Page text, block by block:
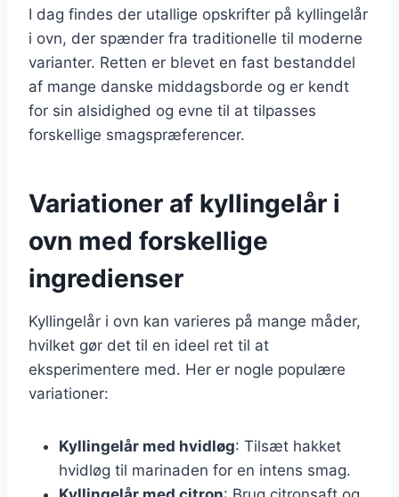
I dag findes der utallige opskrifter på kyllingelår
i ovn, der spænder fra traditionelle til moderne
varianter. Retten er blevet en fast bestanddel
af mange danske middagsborde og er kendt
for sin alsidighed og evne til at tilpasses
forskellige smagspræferencer.
Variationer af kyllingelår i
ovn med forskellige
ingredienser
Kyllingelår i ovn kan varieres på mange måder,
hvilket gør det til en ideel ret til at
eksperimentere med. Her er nogle populære
variationer:
Kyllingelår med hvidløg: Tilsæt hakket
hvidløg til marinaden for en intens smag.